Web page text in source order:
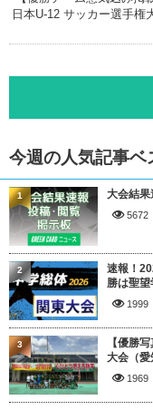
日本U-12 サッカー選手権
今週の人気記事ベ
大会結果
5672
1
速報！
勝は聖
1999
2
【優勝
大会（愛
1969
3